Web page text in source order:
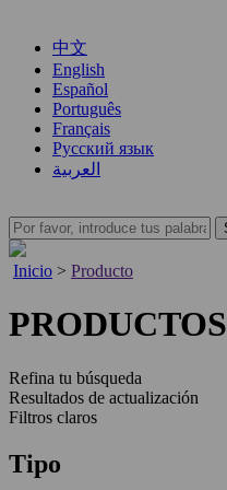
中文
English
Español
Português
Français
Русский язык
العربية
Inicio > Producto
PRODUCTOS
Refina tu búsqueda
Resultados de actualización
Filtros claros
Tipo